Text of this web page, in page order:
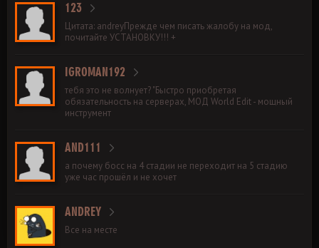
123
Цитата: andreyПрежде чем писать жалобу на мод,
почитайте УСТАНОВКУ!!! +
IGROMAN192
тебя это не волнует? "Быстро приобретая
обязательность на серверах, МОД World Edit - мощный
инструмент
AND111
а почему босс на 4 стадии не переходит на 5 стадию
уже час прошёл и не хочет
ANDREY
Все на месте